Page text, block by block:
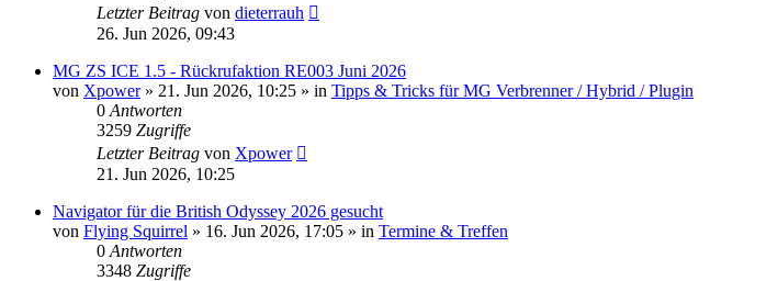
Letzter Beitrag von dieterrauh
26. Jun 2026, 09:43
MG ZS ICE 1.5 - Rückrufaktion RE003 Juni 2026
von Xpower» 21. Jun 2026, 10:25 » in Tipps & Tricks für MG Verbrenner / Hybrid / Plugin
0 Antworten
3259 Zugriffe
Letzter Beitrag von Xpower
21. Jun 2026, 10:25
Navigator für die British Odyssey 2026 gesucht
von Flying Squirrel » 16. Jun 2026, 17:05 » in Termine & Treffen
0 Antworten
3348 Zugriffe